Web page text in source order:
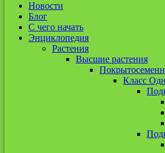
Новости
Блог
С чего начать
Энциклопедия
Растения
Высшие растения
Класс